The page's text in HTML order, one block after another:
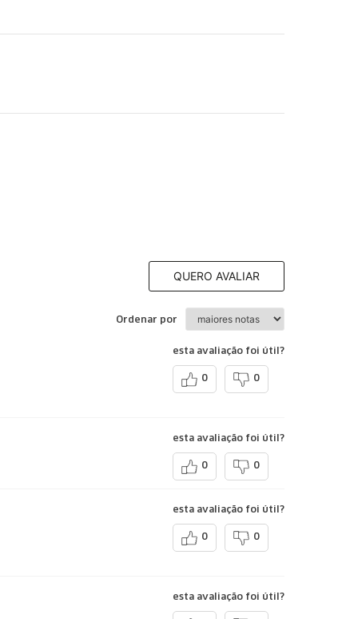
QUERO AVALIAR
Ordenar por
esta avaliação foi útil?
0 0
esta avaliação foi útil?
0 0
esta avaliação foi útil?
0 0
esta avaliação foi útil?